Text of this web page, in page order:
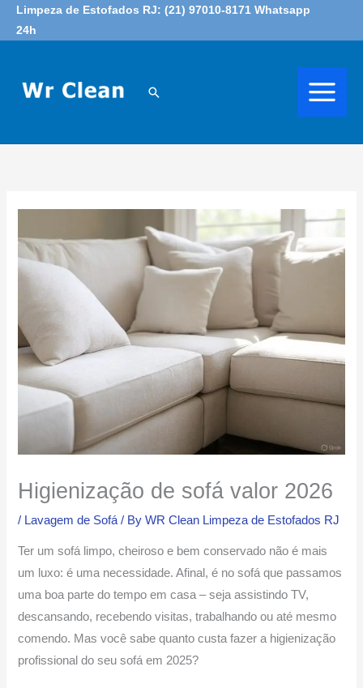
SkipLimpeza de Estofados RJ: (21) 97010-8171 Whatsapp
24h
Search
Higienização de sofá valor 2026
/ Lavagem de Sofá / ByWR Clean Limpeza de Estofados RJ
Ter um sofá limpo, cheiroso e bem conservado não é mais
um luxo: é uma necessidade. Afinal, é no sofá que passamos
uma boa parte do tempo em casa – seja assistindo TV,
descansando, recebendo visitas, trabalhando ou até mesmo
comendo. Mas você sabe quanto custa fazer a higienização
profissional do seu sofá em 2025?